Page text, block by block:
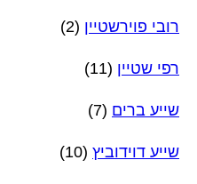
רובי פוירשטיין (2)
רפי שטיין (11)
שייע ברים (7)
שייע דוידוביץ (10)